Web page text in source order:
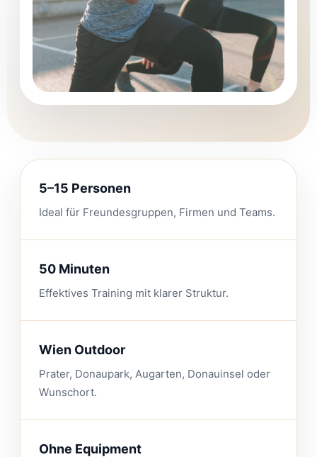
5–15 Personen
Ideal für Freundesgruppen, Firmen und Teams.
50 Minuten
Effektives Training mit klarer Struktur.
Wien Outdoor
Prater, Donaupark, Augarten, Donauinsel oder
Wunschort.
Ohne Equipment